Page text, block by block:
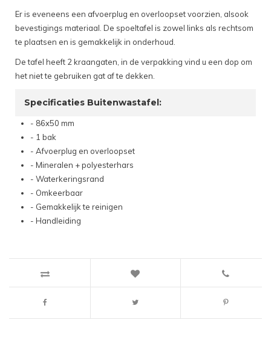
Er is eveneens een afvoerplug en overloopset voorzien, alsook
bevestigings materiaal. De spoeltafel is zowel links als rechtsom
te plaatsen en is gemakkelijk in onderhoud.
De tafel heeft 2 kraangaten, in de verpakking vind u een dop om
het niet te gebruiken gat af te dekken.
Specificaties Buitenwastafel:
- 86x50 mm
- 1 bak
- Afvoerplug en overloopset
- Mineralen + polyesterhars
- Waterkeringsrand
- Omkeerbaar
- Gemakkelijk te reinigen
- Handleiding